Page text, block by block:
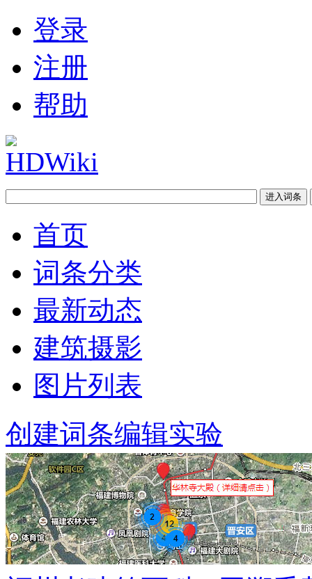
登录
注册
帮助
首页
词条分类
最新动态
建筑摄影
图片列表
创建词条编辑实验